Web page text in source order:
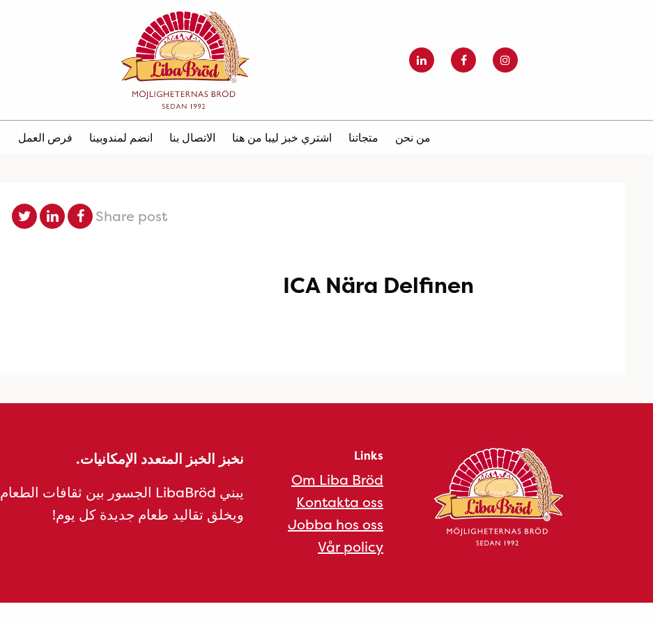
من نحن متجاتنا اشتري خبز ليبا من هنا الاتصال بنا انضم لمندوبينا فرص العمل
Share post
ICA Nära Delfinen
Links
Om Liba Bröd
Kontakta oss
Jobba hos oss
Vår policy
نخبز الخبز المتعدد الإمكانيات.
يبني LibaBröd الجسور بين ثقافات الطعام
ويخلق تقاليد طعام جديدة كل يوم!